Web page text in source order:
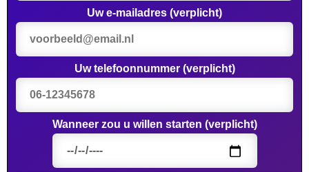
Uw e-mailadres (verplicht)
Uw telefoonnummer (verplicht)
Wanneer zou u willen starten (verplicht)